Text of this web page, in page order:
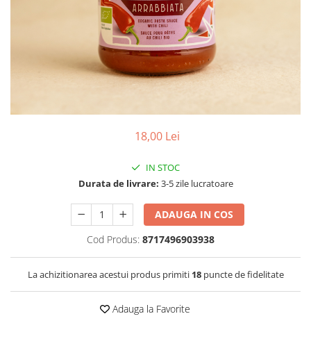
CIOCOLATĂ ȘI CACAO
TOATE PRODUSELE
18,00 Lei
IN STOC
Durata de livrare: 3-5 zile lucratoare
ADAUGA IN COS
Cod Produs: 8717496903938
La achizitionarea acestui produs primiti 18puncte de fidelitate
Adauga la Favorite